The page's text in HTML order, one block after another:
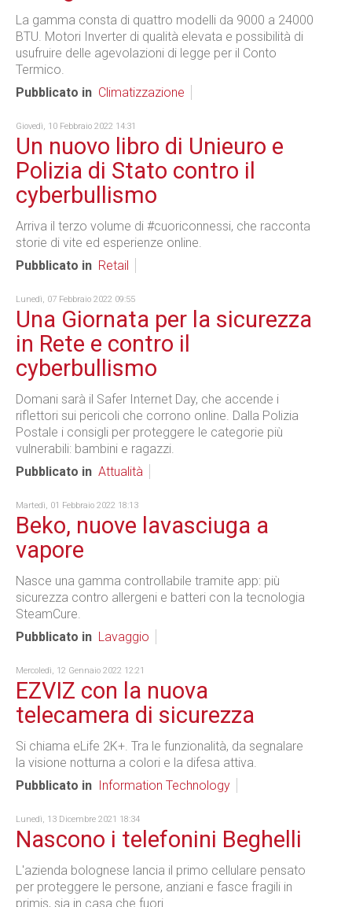
La gamma consta di quattro modelli da 9000 a 24000
BTU. Motori Inverter di qualità elevata e possibilità di
usufruire delle agevolazioni di legge per il Conto
Termico.
Pubblicato in Climatizzazione
Giovedì, 10 Febbraio 2022 14:31
Un nuovo libro di Unieuro e
Polizia di Stato contro il
cyberbullismo
Arriva il terzo volume di #cuoriconnessi, che racconta
storie di vite ed esperienze online.
Pubblicato in Retail
Lunedì, 07 Febbraio 2022 09:55
Una Giornata per la sicurezza
in Rete e contro il
cyberbullismo
Domani sarà il Safer Internet Day, che accende i
riflettori sui pericoli che corrono online. Dalla Polizia
Postale i consigli per proteggere le categorie più
vulnerabili: bambini e ragazzi.
Pubblicato in Attualità
Martedì, 01 Febbraio 2022 18:13
Beko, nuove lavasciuga a
vapore
Nasce una gamma controllabile tramite app: più
sicurezza contro allergeni e batteri con la tecnologia
SteamCure.
Pubblicato in Lavaggio
Mercoledì, 12 Gennaio 2022 12:21
EZVIZ con la nuova
telecamera di sicurezza
Si chiama eLife 2K+. Tra le funzionalità, da segnalare
la visione notturna a colori e la difesa attiva.
Pubblicato in
Information Technology
Lunedì, 13 Dicembre 2021 18:34
Nascono i telefonini Beghelli
L'azienda bolognese lancia il primo cellulare pensato
per proteggere le persone, anziani e fasce fragili in
primis, sia in casa che fuori.